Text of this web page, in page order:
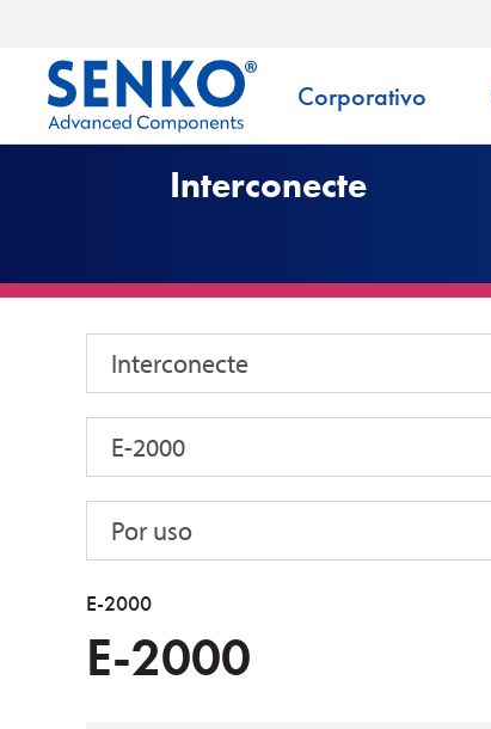
Corporativo
Interconecte
Interconecte
E-2000
Por uso
E-2000
E-2000